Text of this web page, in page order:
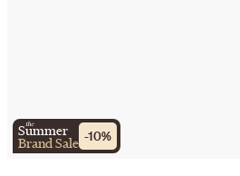
the
Summer
Brand Sale -10%